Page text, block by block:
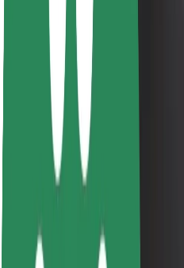
Blog
Sala de prensa
Directrices de la marca
Misión
Relación con inversores
Liderazgo
Marca
Fondo Urbano